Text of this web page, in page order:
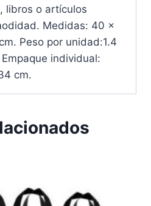
libros o artículos
Medidas: 40 x
Peso por unidad:1.4
individual:
cm.